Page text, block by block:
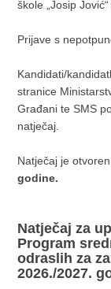
škole „Josip
Prijave s
Kandidati/
stranice
Građani te SMS
natječaj.
Natječaj je
godine.
Natječaj za
Program
odraslih za
2026./2027.